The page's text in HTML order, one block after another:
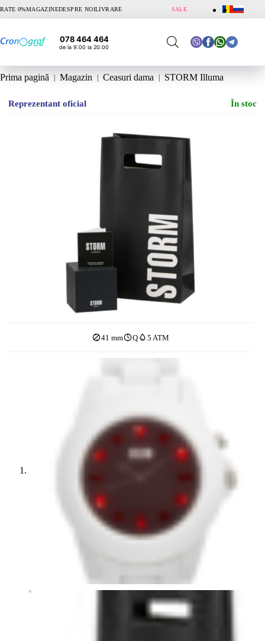
RATE 0%MAGAZINEDESPRE NOILIVRARE SALE
078 464 464
de la 9:00 la 20:00
Prima pagină Magazin Ceasuri dama STORM Illuma
Reprezentant oficial În stoc
41 mm Q 5 ATM